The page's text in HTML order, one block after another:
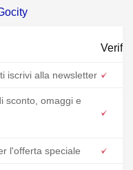
iscrivi alla newsletter
sconto, omaggi e
l'offerta speciale